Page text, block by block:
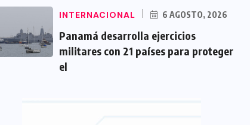
INTERNACIONAL 6 AGOSTO, 2026
Panamá desarrolla ejercicios
militares con 21 países para proteger
el